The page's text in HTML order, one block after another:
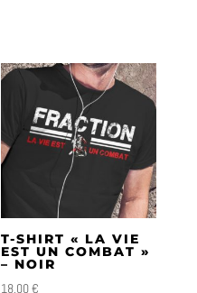
T-SHIRT « LA VIE
EST UN COMBAT »
– NOIR
18,00€